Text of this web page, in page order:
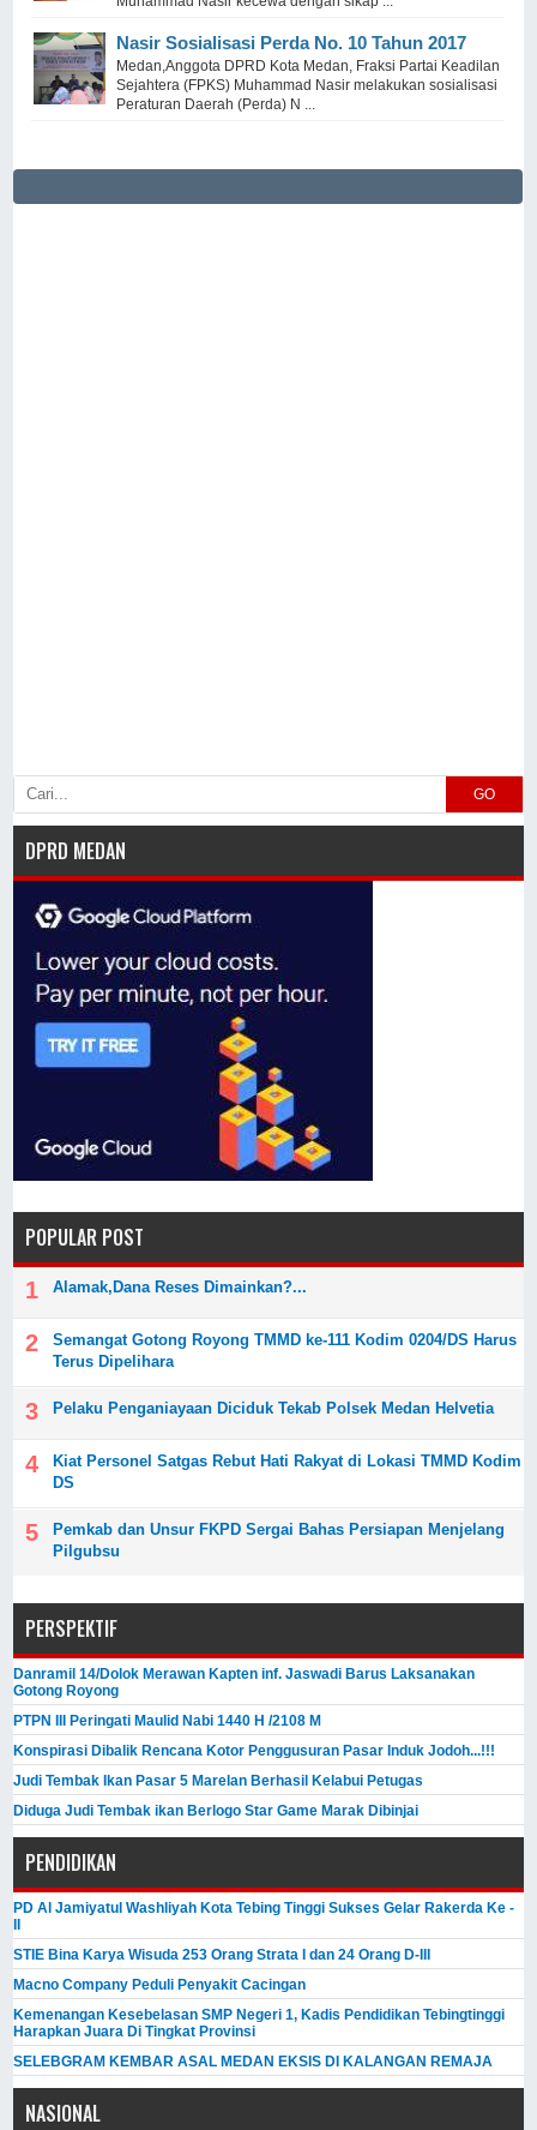
Nasir Sosialisasi Perda No. 10 Tahun 2017
Medan,Anggota DPRD Kota Medan, Fraksi Partai Keadilan
Sejahtera (FPKS) Muhammad Nasir melakukan sosialisasi
Peraturan Daerah (Perda) N ...
GO
DPRD MEDAN
POPULAR POST
Alamak,Dana Reses Dimainkan?...
Semangat Gotong Royong TMMD ke-111 Kodim 0204/DS Harus
Terus Dipelihara
Pelaku Penganiayaan Diciduk Tekab Polsek Medan Helvetia
Kiat Personel Satgas Rebut Hati Rakyat di Lokasi TMMD Kodim
DS
Pemkab dan Unsur FKPD Sergai Bahas Persiapan Menjelang
Pilgubsu
PERSPEKTIF
Danramil 14/Dolok Merawan Kapten inf. Jaswadi Barus Laksanakan
Gotong Royong
PTPN III Peringati Maulid Nabi 1440 H /2108 M
Konspirasi Dibalik Rencana Kotor Penggusuran Pasar Induk Jodoh...!!!
Judi Tembak Ikan Pasar 5 Marelan Berhasil Kelabui Petugas
Diduga Judi Tembak ikan Berlogo Star Game Marak Dibinjai
PENDIDIKAN
PD Al Jamiyatul Washliyah Kota Tebing Tinggi Sukses Gelar Rakerda Ke -
STIE Bina Karya Wisuda 253 Orang Strata I dan 24 Orang D-III
Macno Company Peduli Penyakit Cacingan
Kemenangan Kesebelasan SMP Negeri 1, Kadis Pendidikan Tebingtinggi
Harapkan Juara Di Tingkat Provinsi
SELEBGRAM KEMBAR ASAL MEDAN EKSIS DI KALANGAN REMAJA
NASIONAL